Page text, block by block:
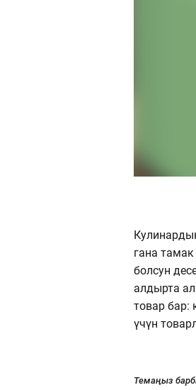
гана
болсун
алдырта
товар бар:
үчүн
Темаңыз